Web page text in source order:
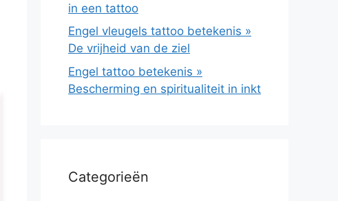
in een tattoo
Engel vleugels tattoo betekenis »
De vrijheid van de ziel
Engel tattoo betekenis »
Bescherming en spiritualiteit in inkt
Categorieën